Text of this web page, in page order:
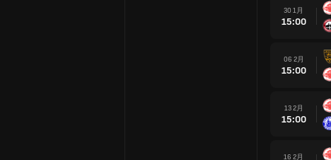
30 1月
15:00
06 2月
15:00
13 2月
15:00
16 2月